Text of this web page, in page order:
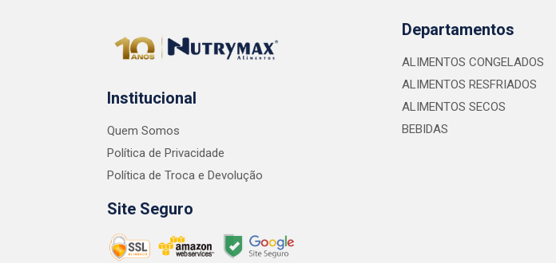
Institucional
Quem Somos
Política de Privacidade
Política de Troca e Devolução
Site Seguro
Departamentos
ALIMENTOS CONGELADOS
ALIMENTOS RESFRIADOS
ALIMENTOS SECOS
BEBIDAS